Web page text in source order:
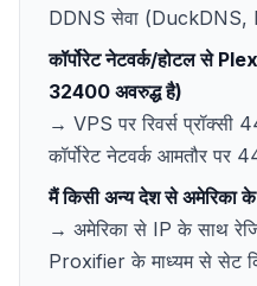
DDNS सेवा (DuckDNS,
कॉर्पोरेट नेटवर्क/होटल से
32400 अवरुद्ध है)
→ VPS पर रिवर्स प्रॉक्सी
कॉर्पोरेट नेटवर्क आमतौर पर
मैं किसी अन्य देश से अमेरिका
→ अमेरिका से IP के साथ
Proxifier के माध्यम से सेट